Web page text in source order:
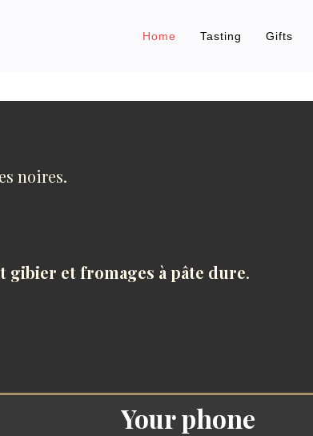
Home Tasting Gifts
noires.
gibier et fromages à pâte dure.
Your phone